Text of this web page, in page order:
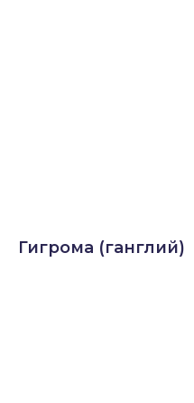
Гигрома (ганглий)